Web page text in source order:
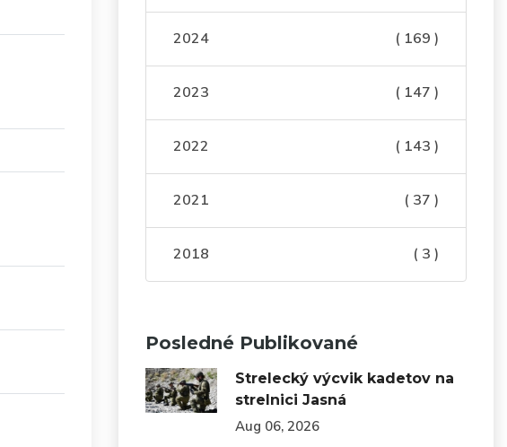
2024 ( 169 )
2023 ( 147 )
2022 ( 143 )
2021 ( 37 )
2018 ( 3 )
Posledné Publikované
Strelecký výcvik kadetov na
strelnici Jasná
Aug 06, 2026